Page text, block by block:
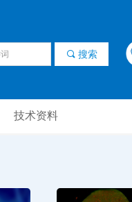
끠 搜索
技术资料